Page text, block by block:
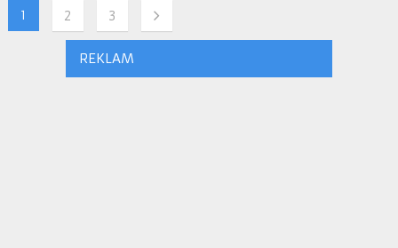
1 2 3
REKLAM